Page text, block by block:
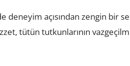
deneyim açısından zengin bir
tütün tutkunlarının